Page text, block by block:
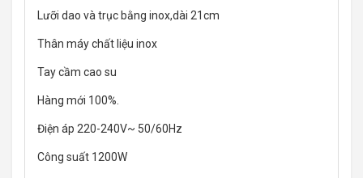
Lưỡi dao và trục bằng inox,dài 21cm
Thân máy chất liệu inox
Tay cầm cao su
Hàng mới 100%.
Điện áp 220-240V~ 50/60Hz
Công suất 1200W